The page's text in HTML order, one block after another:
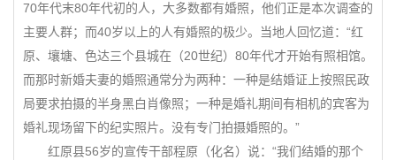
70年代末80年代初的人，大多数都有婚照，他们正是本次调查的
主要人群；而40岁以上的人有婚照的极少。当地人回忆道：“红
原、壤塘、色达三个县城在（20世纪）80年代才开始有照相馆。
而那时新婚夫妻的婚照通常分为两种：一种是结婚证上按照民政
局要求拍摄的半身黑白肖像照；一种是婚礼期间有相机的宾客为
婚礼现场留下的纪实照片。没有专门拍摄婚照的。”
红原县56岁的宣传干部程原（化名）说：“我们结婚的那个